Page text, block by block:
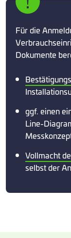
Für die
Dokumente
ggf. einen
Line-
Vollmacht
selbst der